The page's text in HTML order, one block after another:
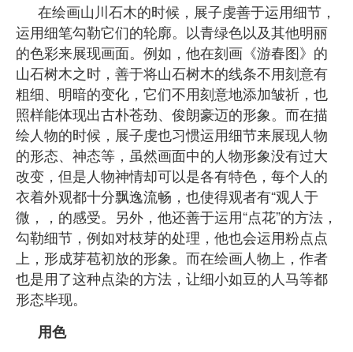
在绘画山川石木的时候，展子虔善于运用细节，
运用细笔勾勒它们的轮廓。以青绿色以及其他明丽
的色彩来展现画面。例如，他在刻画《游春图》的
山石树木之时，善于将山石树木的线条不用刻意有
粗细、明暗的变化，它们不用刻意地添加皱祈，也
照样能体现出古朴苍劲、俊朗豪迈的形象。而在描
绘人物的时候，展子虔也习惯运用细节来展现人物
的形态、神态等，虽然画面中的人物形象没有过大
改变，但是人物神情却可以是各有特色，每个人的
衣着外观都十分飘逸流畅，也使得观者有“观人于
微，，的感受。另外，他还善于运用“点花”的方法，
勾勒细节，例如对枝芽的处理，他也会运用粉点点
上，形成芽苞初放的形象。而在绘画人物上，作者
也是用了这种点染的方法，让细小如豆的人马等都
形态毕现。
用色